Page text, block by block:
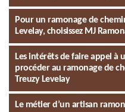
Pour un ramonage de
Levelay, choisissez MJ
Les intérêts de faire appel à
procéder au ramonage de
Treuzy Levelay
Le métier d’un artisan